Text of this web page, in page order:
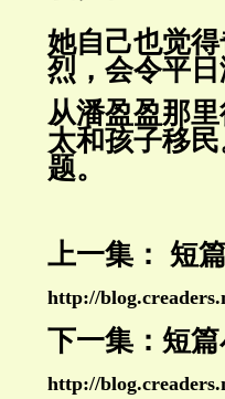
她自己也觉
烈，会令平
从潘盈盈那
太和孩子移
题。
上一集： 短
http://
下一集：短
http://